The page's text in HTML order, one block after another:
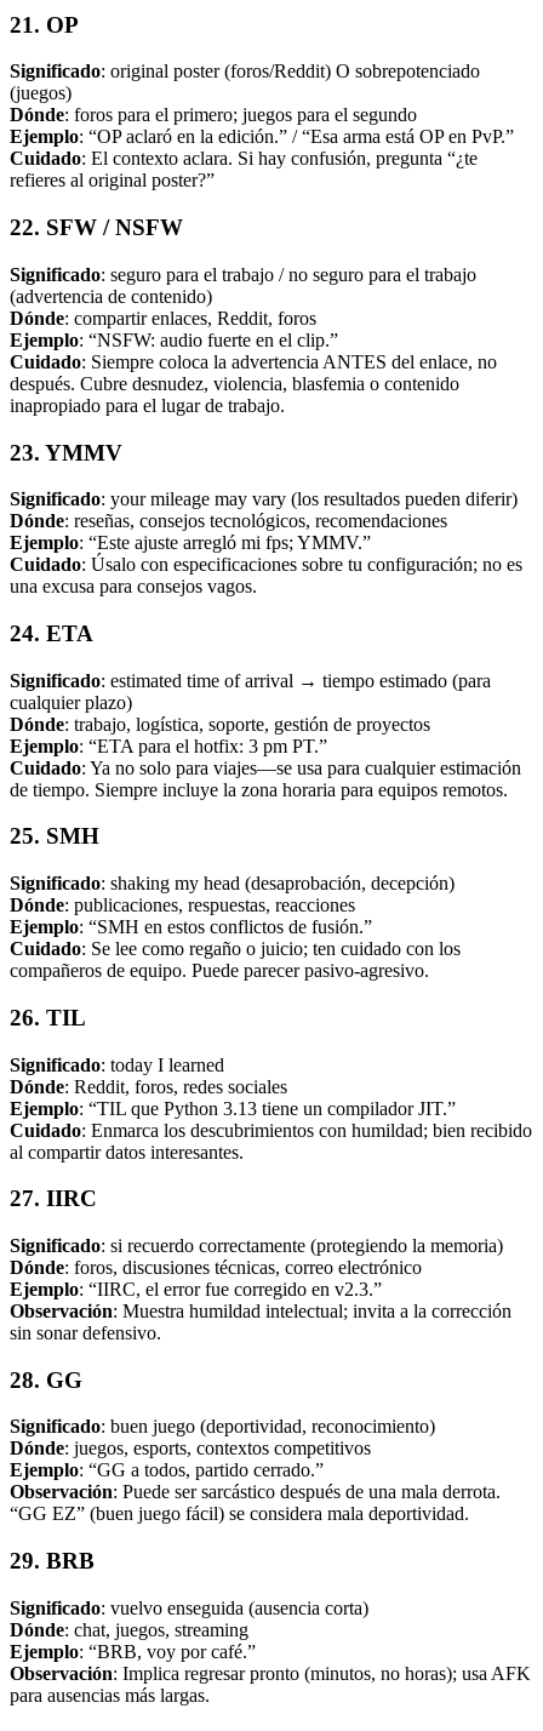
21. OP
Significado: original poster (foros/Reddit) O sobrepotenciado
(juegos)
Dónde: foros para el primero; juegos para el segundo
Ejemplo: “OP aclaró en la edición.” / “Esa arma está OP en PvP.”
Cuidado: El contexto aclara. Si hay confusión, pregunta “¿te
refieres al original poster?”
22. SFW / NSFW
Significado: seguro para el trabajo / no seguro para el trabajo
(advertencia de contenido)
Dónde: compartir enlaces, Reddit, foros
Ejemplo: “NSFW: audio fuerte en el clip.”
Cuidado: Siempre coloca la advertencia ANTES del enlace, no
después. Cubre desnudez, violencia, blasfemia o contenido
inapropiado para el lugar de trabajo.
23. YMMV
Significado: your mileage may vary (los resultados pueden diferir)
Dónde: reseñas, consejos tecnológicos, recomendaciones
Ejemplo: “Este ajuste arregló mi fps; YMMV.”
Cuidado: Úsalo con especificaciones sobre tu configuración; no es
una excusa para consejos vagos.
24. ETA
Significado: estimated time of arrival → tiempo estimado (para
cualquier plazo)
Dónde: trabajo, logística, soporte, gestión de proyectos
Ejemplo: “ETA para el hotfix: 3 pm PT.”
Cuidado: Ya no solo para viajes—se usa para cualquier estimación
de tiempo. Siempre incluye la zona horaria para equipos remotos.
25. SMH
Significado: shaking my head (desaprobación, decepción)
Dónde: publicaciones, respuestas, reacciones
Ejemplo: “SMH en estos conflictos de fusión.”
Cuidado: Se lee como regaño o juicio; ten cuidado con los
compañeros de equipo. Puede parecer pasivo-agresivo.
26. TIL
Significado: today I learned
Dónde: Reddit, foros, redes sociales
Ejemplo: “TIL que Python 3.13 tiene un compilador JIT.”
Cuidado: Enmarca los descubrimientos con humildad; bien recibido
al compartir datos interesantes.
27. IIRC
Significado: si recuerdo correctamente (protegiendo la memoria)
Dónde: foros, discusiones técnicas, correo electrónico
Ejemplo: “IIRC, el error fue corregido en v2.3.”
Observación: Muestra humildad intelectual; invita a la corrección
sin sonar defensivo.
28. GG
Significado: buen juego (deportividad, reconocimiento)
Dónde: juegos, esports, contextos competitivos
Ejemplo: “GG a todos, partido cerrado.”
Observación: Puede ser sarcástico después de una mala derrota.
“GG EZ” (buen juego fácil) se considera mala deportividad.
29. BRB
Significado: vuelvo enseguida (ausencia corta)
Dónde: chat, juegos, streaming
Ejemplo: “BRB, voy por café.”
Observación: Implica regresar pronto (minutos, no horas); usa AFK
para ausencias más largas.